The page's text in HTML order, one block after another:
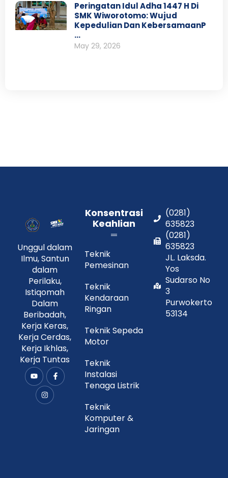
Peringatan Idul Adha 1447 H Di
SMK Wiworotomo: Wujud
Kepedulian Dan KebersamaanP
…
May 29, 2026
Unggul dalam
Ilmu, Santun
dalam
Perilaku,
Istiqomah
Dalam
Beribadah,
Kerja Keras,
Kerja Cerdas,
Kerja Ikhlas,
Kerja Tuntas
Y
o
u
t
u
F
a
n
s
t
a
Konsentrasi
Keahlian
Teknik
Pemesinan
Teknik
Kendaraan
Ringan
Teknik Sepeda
Motor
Teknik
Instalasi
Tenaga Listrik
Teknik
Komputer &
Jaringan
(0281)
635823
(0281)
635823
JL. Laksda.
Yos
Sudarso No
3
Purwokerto
53134